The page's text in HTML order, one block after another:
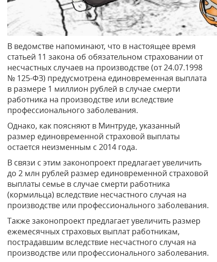
В ведомстве напоминают, что в настоящее время
статьей 11 закона об обязательном страховании от
несчастных случаев на производстве (от 24.07.1998
№ 125-ФЗ) предусмотрена единовременная выплата
в размере 1 миллион рублей в случае смерти
работника на производстве или вследствие
профессионального заболевания.
Однако, как поясняют в Минтруде, указанный
размер единовременной страховой выплаты
остается неизменным ‎с 2014 года.
В связи с этим законопроект предлагает увеличить
до 2 млн рублей размер единовременной страховой
выплаты семье в случае смерти работника
(кормильца) вследствие несчастного случая на
производстве или профессионального заболевания.
Также законопроект предлагает увеличить размер
ежемесячных страховых выплат работникам,
пострадавшим вследствие несчастного случая на
производстве или профессионального заболевания.